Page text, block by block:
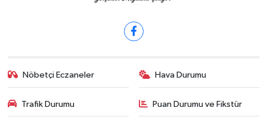
Nöbetçi Eczaneler Hava Durumu
Trafik Durumu Puan Durumu ve Fikstür